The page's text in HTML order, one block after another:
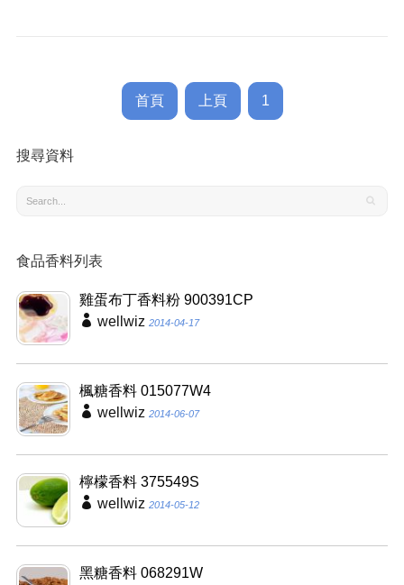
首頁 上頁 1
搜尋資料
食品香料列表
雞蛋布丁香料粉 900391CP
wellwiz 2014-04-17
楓糖香料 015077W4
wellwiz 2014-06-07
檸檬香料 375549S
wellwiz 2014-05-12
黑糖香料 068291W